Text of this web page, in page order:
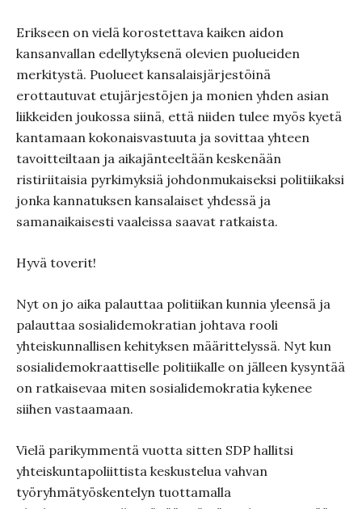
Erikseen on vielä korostettava kaiken aidon
kansanvallan edellytyksenä olevien puolueiden
merkitystä. Puolueet kansalaisjärjestöinä
erottautuvat etujärjestöjen ja monien yhden asian
liikkeiden joukossa siinä, että niiden tulee myös kyetä
kantamaan kokonaisvastuuta ja sovittaa yhteen
tavoitteiltaan ja aikajänteeltään keskenään
ristiriitaisia pyrkimyksiä johdonmukaiseksi politiikaksi
jonka kannatuksen kansalaiset yhdessä ja
samanaikaisesti vaaleissa saavat ratkaista.
Hyvä toverit!
Nyt on jo aika palauttaa politiikan kunnia yleensä ja
palauttaa sosialidemokratian johtava rooli
yhteiskunnallisen kehityksen määrittelyssä. Nyt kun
sosialidemokraattiselle politiikalle on jälleen kysyntää
on ratkaisevaa miten sosialidemokratia kykenee
siihen vastaamaan.
Vielä parikymmentä vuotta sitten SDP hallitsi
yhteiskuntapoliittista keskustelua vahvan
työryhmätyöskentelyn tuottamalla